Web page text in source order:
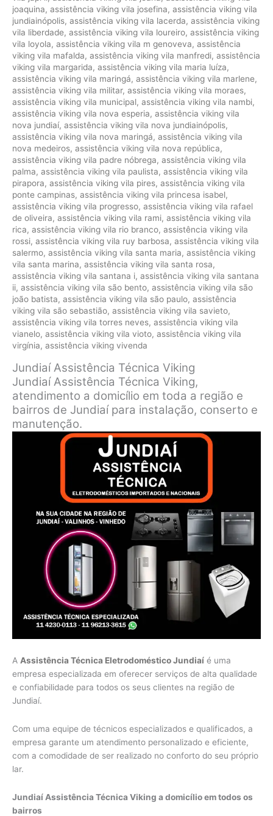
joaquina, assistência viking vila josefina, assistência viking vila
jundiainópolis, assistência viking vila lacerda, assistência viking
vila liberdade, assistência viking vila loureiro, assistência viking
vila loyola, assistência viking vila m genoveva, assistência
viking vila mafalda, assistência viking vila manfredi, assistência
viking vila margarida, assistência viking vila maria luíza,
assistência viking vila maringá, assistência viking vila marlene,
assistência viking vila militar, assistência viking vila moraes,
assistência viking vila municipal, assistência viking vila nambi,
assistência viking vila nova esperia, assistência viking vila
nova jundiaí, assistência viking vila nova jundiainópolis,
assistência viking vila nova maringá, assistência viking vila
nova medeiros, assistência viking vila nova república,
assistência viking vila padre nóbrega, assistência viking vila
palma, assistência viking vila paulista, assistência viking vila
pirapora, assistência viking vila pires, assistência viking vila
ponte campinas, assistência viking vila princesa isabel,
assistência viking vila progresso, assistência viking vila rafael
de oliveira, assistência viking vila rami, assistência viking vila
rica, assistência viking vila rio branco, assistência viking vila
rossi, assistência viking vila ruy barbosa, assistência viking vila
salermo, assistência viking vila santa maria, assistência viking
vila santa marina, assistência viking vila santa rosa,
assistência viking vila santana i, assistência viking vila santana
ii, assistência viking vila são bento, assistência viking vila são
joão batista, assistência viking vila são paulo, assistência
viking vila são sebastião, assistência viking vila savieto,
assistência viking vila torres neves, assistência viking vila
vianelo, assistência viking vila vioto, assistência viking vila
virgínia, assistência viking vivenda
Jundiaí Assistência Técnica Viking
Jundiaí Assistência Técnica Viking,
atendimento a domicílio em toda a região e
bairros de Jundiaí para instalação, conserto e
manutenção.
A Assistência Técnica Eletrodoméstico Jundiaí é uma
empresa especializada em oferecer serviços de alta qualidade
e confiabilidade para todos os seus clientes na região de
Jundiaí.
Com uma equipe de técnicos especializados e qualificados, a
empresa garante um atendimento personalizado e eficiente,
com a comodidade de ser realizado no conforto do seu próprio
lar.
Jundiaí Assistência Técnica Viking a domicílio em todos os
bairros